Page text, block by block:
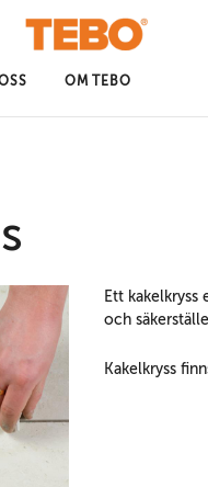
OM TEBO
Ett kakelkryss
och
Kakelkryss